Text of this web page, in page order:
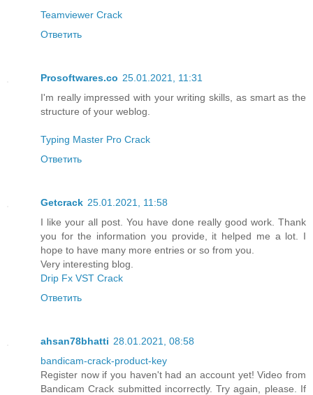
Teamviewer Crack
Ответить
Prosoftwares.co 25.01.2021, 11:31
I'm really impressed with your writing skills, as smart as the
structure of your weblog.
Typing Master Pro Crack
Ответить
Getcrack 25.01.2021, 11:58
I like your all post. You have done really good work. Thank
you for the information you provide, it helped me a lot. I
hope to have many more entries or so from you.
Very interesting blog.
Drip Fx VST Crack
Ответить
ahsan78bhatti 28.01.2021, 08:58
bandicam-crack-product-key
Register now if you haven't had an account yet! Video from
Bandicam Crack submitted incorrectly. Try again, please. If